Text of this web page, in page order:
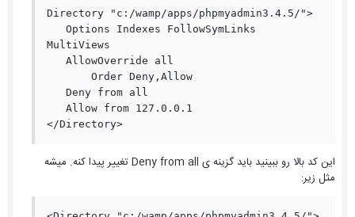
Directory "c:/wamp/apps/phpmyadmin3.4.5/">
MultiViews
</Directory>
این کد بالا رو ببینید باید گزینه ی Deny from all تغییر پیدا کنه. میشه
مثل زیر: